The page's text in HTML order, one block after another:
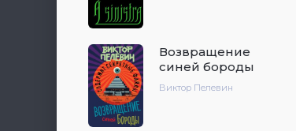
Возвращение
синей бороды
Виктор Пелевин